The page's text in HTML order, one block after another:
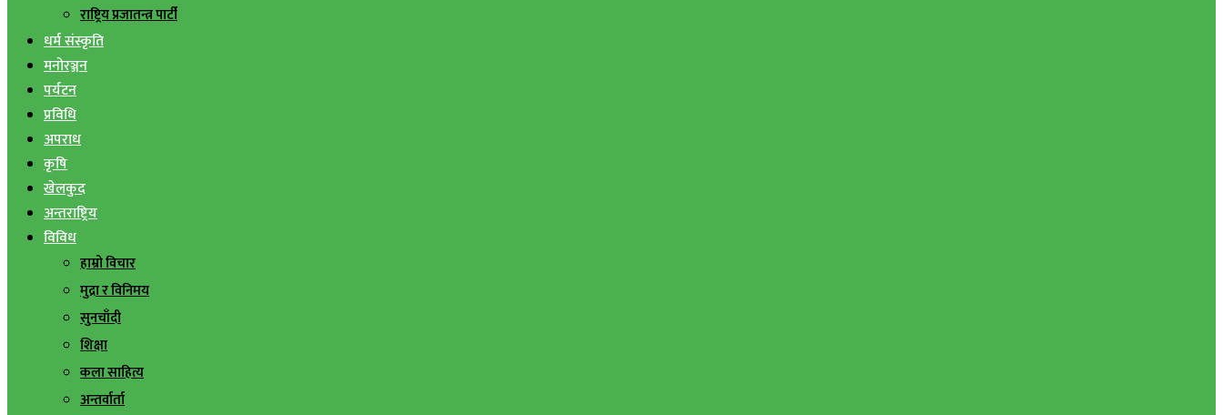
राष्ट्रिय प्रजातन्त्र पार्टी
धर्म संस्कृति
मनोरञ्जन
पर्यटन
प्रविधि
अपराध
कृषि
खेलकुद
अन्तराष्ट्रिय
विविध
हाम्रो विचार
मुद्रा र विनिमय
सुनचाँदी
शिक्षा
कला साहित्य
अन्तर्वार्ता